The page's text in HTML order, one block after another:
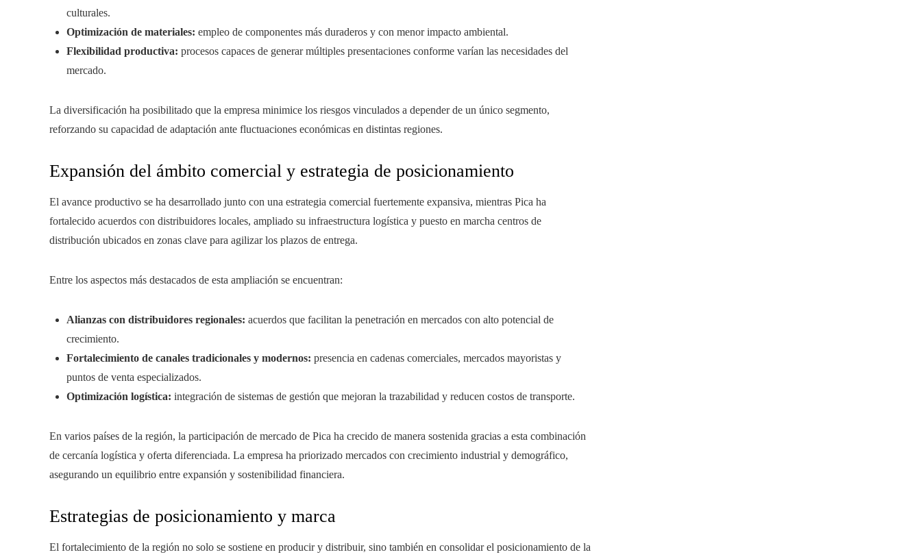
culturales.
Optimización de materiales: empleo de componentes más duraderos y con menor impacto ambiental.
Flexibilidad productiva: procesos capaces de generar múltiples presentaciones conforme varían las necesidades del
mercado.
La diversificación ha posibilitado que la empresa minimice los riesgos vinculados a depender de un único segmento,
reforzando su capacidad de adaptación ante fluctuaciones económicas en distintas regiones.
Expansión del ámbito comercial y estrategia de posicionamiento
El avance productivo se ha desarrollado junto con una estrategia comercial fuertemente expansiva, mientras Pica ha
fortalecido acuerdos con distribuidores locales, ampliado su infraestructura logística y puesto en marcha centros de
distribución ubicados en zonas clave para agilizar los plazos de entrega.
Entre los aspectos más destacados de esta ampliación se encuentran:
Alianzas con distribuidores regionales: acuerdos que facilitan la penetración en mercados con alto potencial de
crecimiento.
Fortalecimiento de canales tradicionales y modernos: presencia en cadenas comerciales, mercados mayoristas y
puntos de venta especializados.
Optimización logística: integración de sistemas de gestión que mejoran la trazabilidad y reducen costos de transporte.
En varios países de la región, la participación de mercado de Pica ha crecido de manera sostenida gracias a esta combinación
de cercanía logística y oferta diferenciada. La empresa ha priorizado mercados con crecimiento industrial y demográfico,
asegurando un equilibrio entre expansión y sostenibilidad financiera.
Estrategias de posicionamiento y marca
El fortalecimiento de la región no solo se sostiene en producir y distribuir, sino también en consolidar el posicionamiento de la